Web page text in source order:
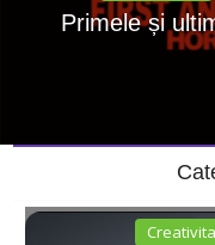
Primele și